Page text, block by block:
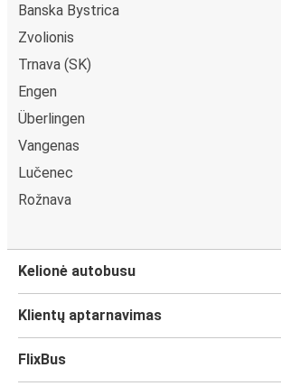
Banska Bystrica
Zvolionis
Trnava (SK)
Engen
Überlingen
Vangenas
Lučenec
Rožnava
Kelionė autobusu
Klientų aptarnavimas
FlixBus